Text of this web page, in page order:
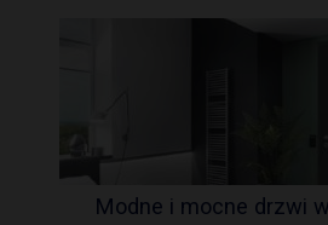
Modne i mocne drzwi